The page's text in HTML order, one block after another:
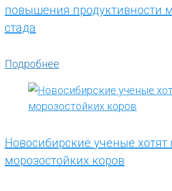
повышения продуктивности
стада
Подробнее
Новосибирские ученые хотят
морозостойких коров